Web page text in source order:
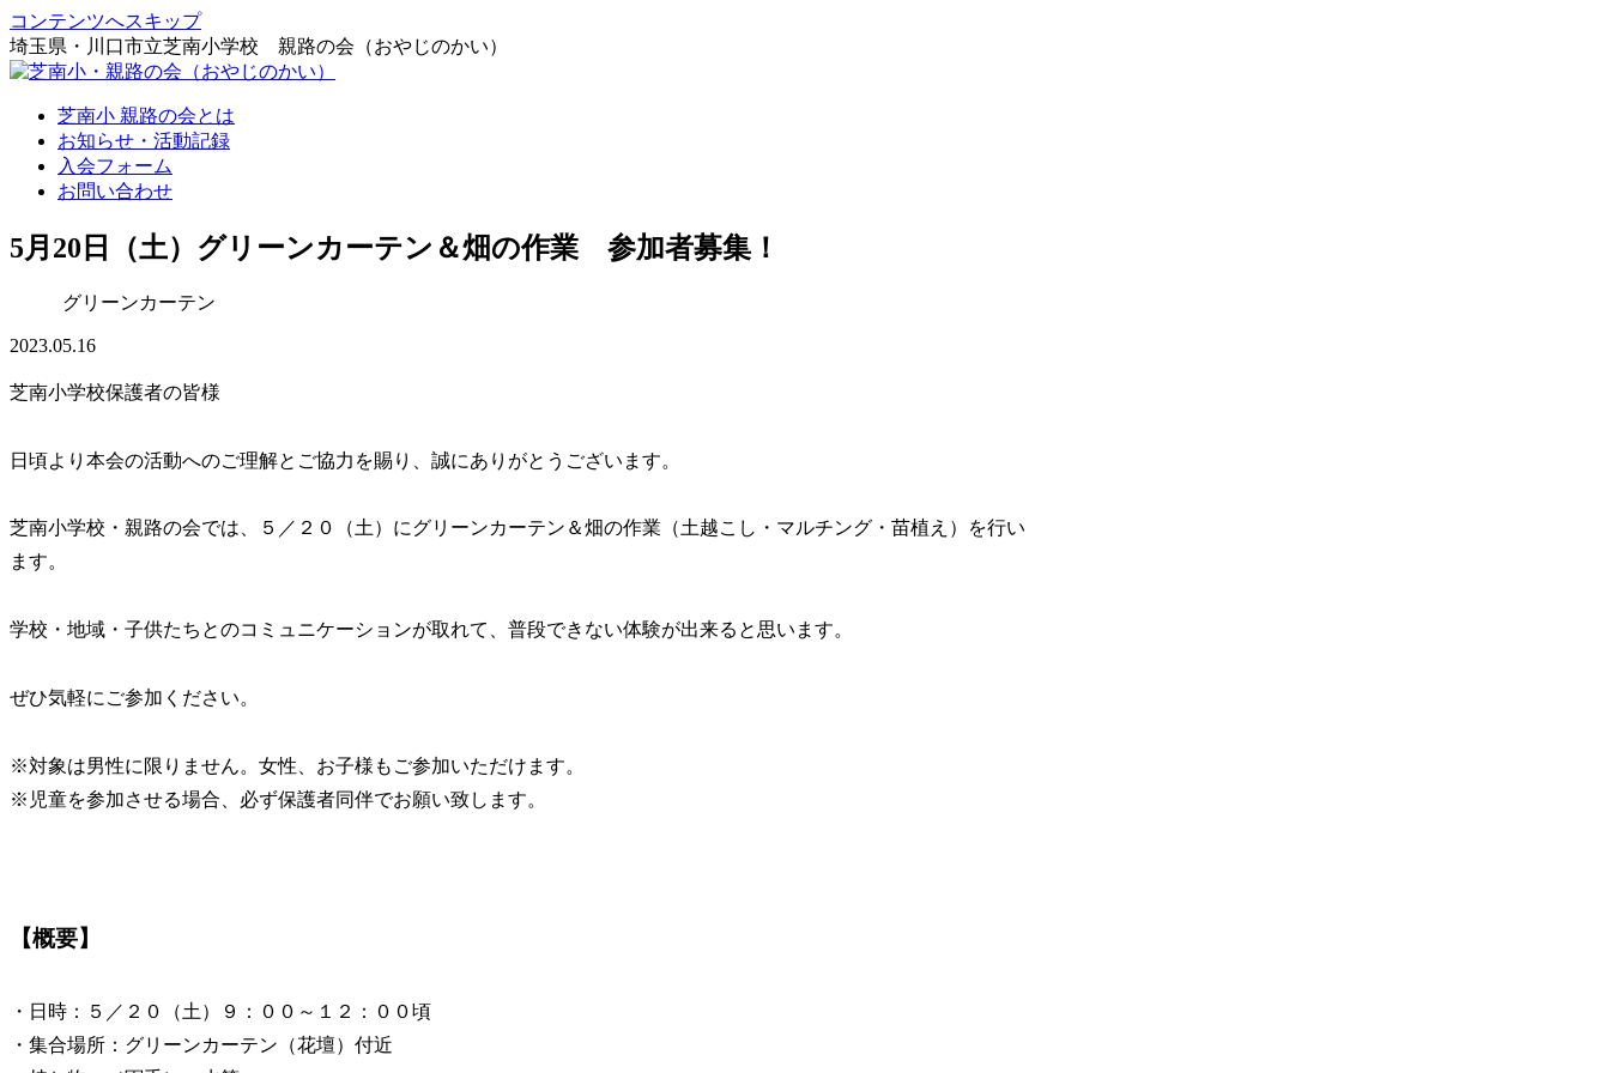
コンテンツへスキップ
埼玉県・川口市立芝南小学校 親路の会（おやじのかい）
芝南小 親路の会とは
お知らせ・活動記録
入会フォーム
お問い合わせ
5月20日（土）グリーンカーテン＆畑の作業 参加者募集！
グリーンカーテン
2023.05.16
芝南小学校保護者の皆様
日頃より本会の活動へのご理解とご協力を賜り、誠にありがとうございます。
芝南小学校・親路の会では、５／２０（土）にグリーンカーテン＆畑の作業（土越こし・マルチング・苗植え）を行い
ます。
学校・地域・子供たちとのコミュニケーションが取れて、普段できない体験が出来ると思います。
ぜひ気軽にご参加ください。
※対象は男性に限りません。女性、お子様もご参加いただけます。
※児童を参加させる場合、必ず保護者同伴でお願い致します。
【概要】
・日時：５／２０（土）９：００～１２：００頃
・集合場所：グリーンカーテン（花壇）付近